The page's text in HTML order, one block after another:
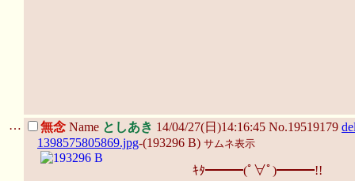
… 無念 Name としあき 14/04/27(日)14:16:45 No.19519179
1398575805869.jpg-(193296 B) サムネ表示
ｷﾀ━━━(ﾟ∀ﾟ)━━━!!